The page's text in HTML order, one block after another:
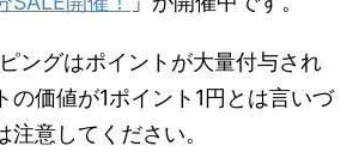
ングはポイントが大量付与され
の価値が1ポイント1円とは言いづ
注意してください。